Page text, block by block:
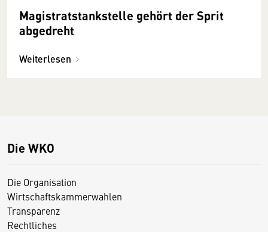
Magistratstankstelle gehört der Sprit
abgedreht
Weiterlesen
Die WKO
Die Organisation
Wirtschaftskammerwahlen
Transparenz
Rechtliches